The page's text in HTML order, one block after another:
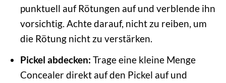
punktuell auf Rötungen auf und verblende ihn
vorsichtig. Achte darauf, nicht zu reiben, um
die Rötung nicht zu verstärken.
Pickel abdecken: Trage eine kleine Menge
Concealer direkt auf den Pickel auf und